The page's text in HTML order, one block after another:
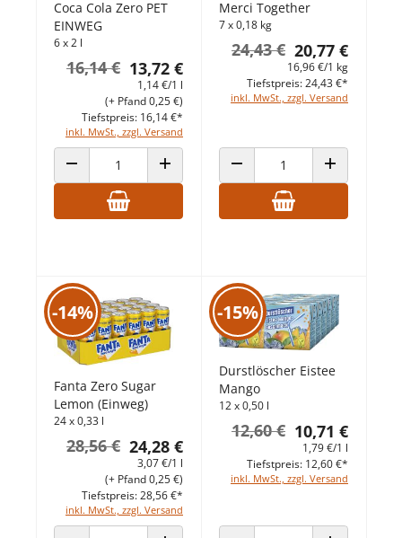
Coca Cola Zero PET
EINWEG
6 x 2 l
13,72 €
16,14 €
1,14 €/1 l
inkl. MwSt., zzgl. Versand
(+ Pfand 0,25 €)
Tiefstpreis: 16,14 €*
ANZAHL VERRINGERNANZAHL ERHÖHEN
Merci Together
7 x 0,18 kg
20,77 €
24,43 €
16,96 €/1 kg
inkl. MwSt., zzgl. Versand
Tiefstpreis: 24,43 €*
ANZAHL VERRINGERNANZAHL
-14%
Fanta Zero Sugar
Lemon (Einweg)
24 x 0,33 l
24,28 €
28,56 €
3,07 €/1 l
inkl. MwSt., zzgl. Versand
(+ Pfand 0,25 €)
Tiefstpreis: 28,56 €*
-15%
Durstlöscher Eistee
Mango
12 x 0,50 l
10,71 €
12,60 €
1,79 €/1 l
inkl. MwSt., zzgl. Versand
Tiefstpreis: 12,60 €*